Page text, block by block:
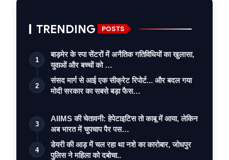
TRENDING POSTS
1
बाड़मेर के स्पा सेंटरों में अनैतिक गतिविधियों का खुलासा,
युवाओं और बच्चों को …
2
संसद मार्ग से आई एक सीक्रेट रिपोर्ट... और बदल गया
मोदी सरकार का सबसे बड़ा फैस…
3
AIIMS की चेतावनी: हेपेटाइटिस तो काबू में आया, लेकिन
अब भारत में चुपचाप पैर पस…
4
डेयरी की आड़ में चल रहा था नशे का कारोबार, जोधपुर
पुलिस ने महिला को दबोचा..